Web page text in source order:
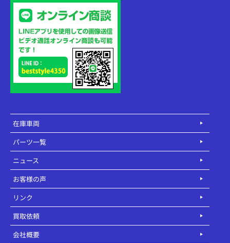
在庫車両
パーツ一覧
ニュース
お客様の声
リンク
買取依頼
会社概要